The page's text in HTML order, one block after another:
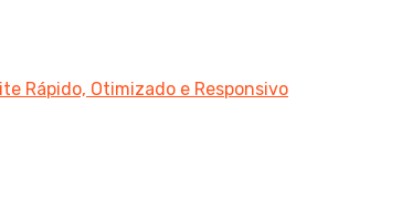
Rápido, Otimizado e Responsivo